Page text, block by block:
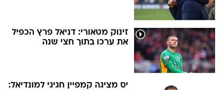
זינוק מטאורי: דניאל פרץ הכפיל
את ערכו בתוך חצי שנה
יס מציגה קמפיין חגיגי למונדיאל: